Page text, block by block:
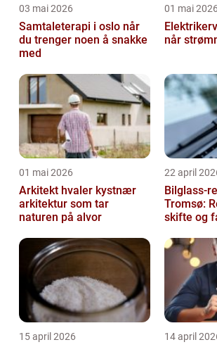
03 mai 2026
Samtaleterapi i oslo når
du trenger noen å snakke
med
01 mai 2026
Elektrikervakt
når
01 mai 2026
Arkitekt hvaler kystnær
arkitektur som tar
naturen på alvor
22 april
Bilglass-
Tromsø:
skifte og
15 april 2026 14 april